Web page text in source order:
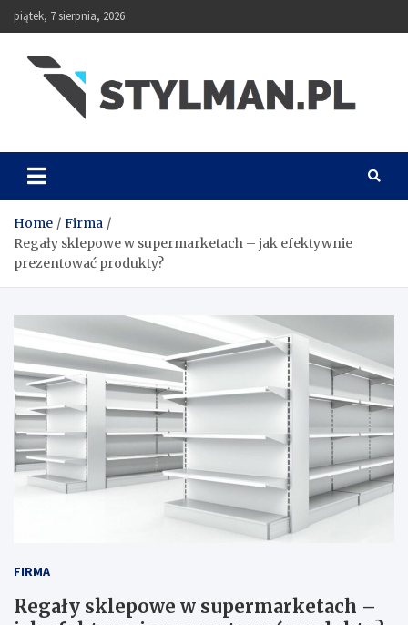
Skip
to
piątek, 7 sierpnia, 2026
Stylman
Home
Firma
Regały sklepowe w supermarketach – jak efektywnie
prezentować produkty?
FIRMA
Regały sklepowe w supermarketach –